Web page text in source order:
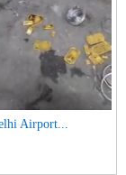
Airport...